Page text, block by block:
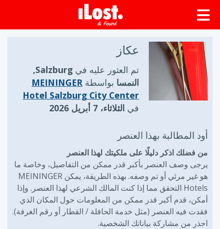
عكاز
تم العثور عليه في
Salzburg,
النمسا بواسطة MEININGER
Hotel Salzburg City Center
في الثلاثاء، 7 أبريل 2026
أود المطالبة بهذا العنصر
من فضلك اذكر دليلًا على ملكيتك لهذا العنصر
يرجى وصف العنصر بأكبر قدر ممكن من التفاصيل، وخاصة ما
هو غير مرئي أو تم وصفه. بهذه الطريقة، يمكن MEININGER
Hotels التحقق مما إذا كنت المالك الشرعي لهذا العنصر. وإذا
أمكن، قدم أكبر قدر ممكن من المعلومات حول المكان الذي
فقدت فيه العنصر (مثل خدمة الحافلة / القطار أو رقم الغرفة).
احذر من مشاركة بياناتك الشخصية.